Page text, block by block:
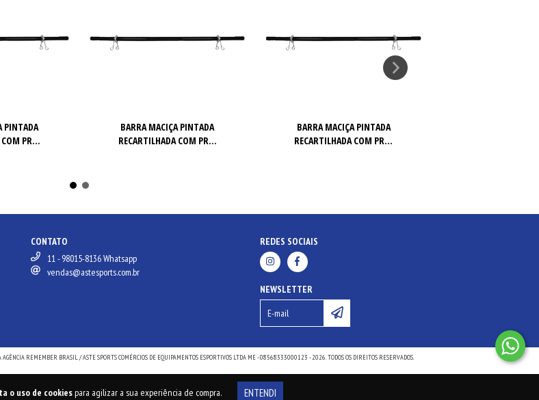
o uso de cookiespara agilizar a sua experiência de compra. ENTENDI
PINTADA
COM PR...
BARRA MACIÇA PINTADA
RECARTILHADA COM PR...
BARRA MACIÇA PINTADA
RECARTILHADA COM PR...
CONTATO
11 - 98015-8136 Whatsapp
vendas@astesports.com.br
REDES SOCIAIS
NEWSLETTER
REMEMBER BRASIL / ASTE SPORTS COMÉRCIOS DE EQUIPAMENTOS ESPORTIVOS LTDA ME - 08568333000123 - 2026. TODOS OS DIREITOS RESERVADOS.